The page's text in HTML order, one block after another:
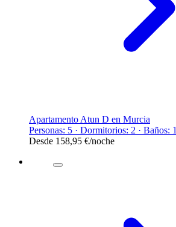
Apartamento Atun D en Murcia
Personas: 5 · Dormitorios: 2 · Baños: 1
Desde 158,95 €/noche